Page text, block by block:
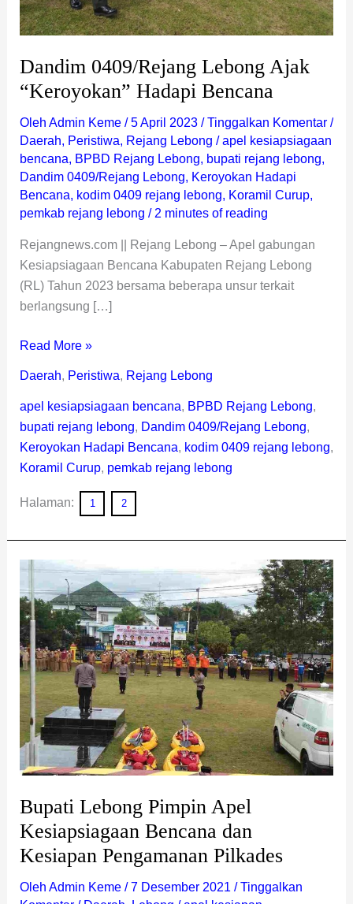
Dandim 0409/Rejang Lebong Ajak
“Keroyokan” Hadapi Bencana
Oleh Admin Keme /5 April 2023 /Tinggalkan Komentar /
Daerah, Peristiwa, Rejang Lebong /apel kesiapsiagaan
bencana, BPBD Rejang Lebong, bupati rejang lebong,
Dandim 0409/Rejang Lebong, Keroyokan Hadapi
Bencana, kodim 0409 rejang lebong, Koramil Curup,
pemkab rejang lebong / 2 minutes of reading
Rejangnews.com || Rejang Lebong – Apel gabungan
Kesiapsiagaan Bencana Kabupaten Rejang Lebong
(RL) Tahun 2023 bersama beberapa unsur terkait
berlangsung […]
Read More »
Daerah, Peristiwa, Rejang Lebong
apel kesiapsiagaan bencana, BPBD Rejang Lebong,
bupati rejang lebong, Dandim 0409/Rejang Lebong,
Keroyokan Hadapi Bencana, kodim 0409 rejang lebong,
Koramil Curup, pemkab rejang lebong
Halaman: 1 2
Bupati Lebong Pimpin Apel
Kesiapsiagaan Bencana dan
Kesiapan Pengamanan Pilkades
Oleh Admin Keme /7 Desember 2021 /Tinggalkan
Bupati
Lebong
Pimpin
Apel
Kesiapsiagaan
Bencana
dan
Kesiapan
Pengamanan
Pilkades